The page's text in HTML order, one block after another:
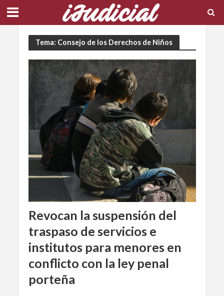
Tema: Consejo de los Derechos de Niños
Revocan la suspensión del
traspaso de servicios e
institutos para menores en
conflicto con la ley penal
porteña